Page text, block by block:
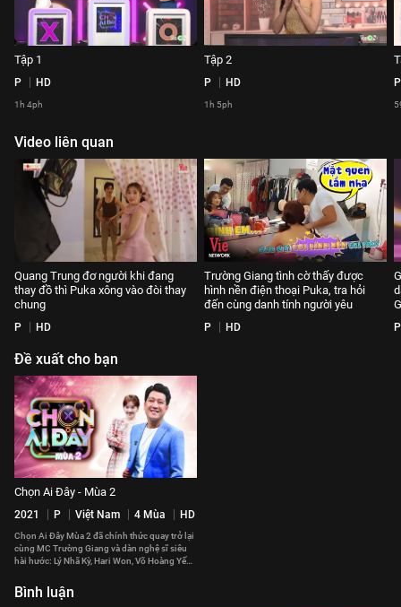
Tập 1
P HD
1h 4ph
Tập 2
P HD
1h 5ph
P
Video liên quan
Quang Trung đơ người khi đang
thay đồ thì Puka xông vào đòi thay
chung
P HD
Trường Giang tình cờ thấy được
hình nền điện thoại Puka, tra hỏi
đến cùng danh tính người yêu
P HD P
Đề xuất cho bạn
Chọn Ai Đây - Mùa 2
2021 P Việt Nam 4 Mùa HD
Chọn Ai Đây Mùa 2 đã chính thức quay trở lại
cùng MC Trường Giang và dàn nghệ sĩ siêu
hài hước: Lý Nhã Kỳ, Hari Won, Võ Hoàng Yến,
Hoàng Rapper, Will, Mạc Văn Khoa
Bình luận